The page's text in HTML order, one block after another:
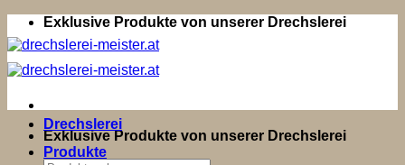
Zum
Inhalt
springen
Exklusive Produkte von unserer Drechslerei
Exklusive Produkte von unserer Drechslerei
Drechslerei
Produkte